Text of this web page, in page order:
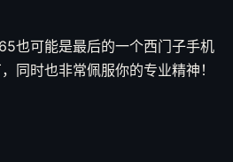
也可能是最后的一个西门子手机
同时也非常佩服你的专业精神！